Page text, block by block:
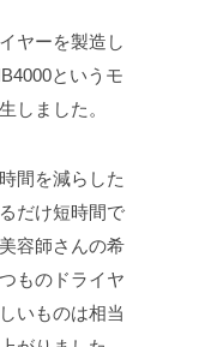
ヤーを製造し
というモ
しました。
間を減らした
だけ短時間で
容師さんの希
ものドライヤ
いものは相当